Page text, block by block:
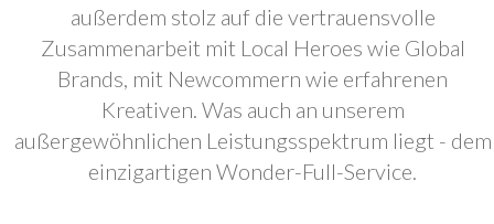
außerdem stolz auf die vertrauensvolle
Zusammenarbeit mit Local Heroes wie Global
Brands, mit Newcommern wie erfahrenen
Kreativen. Was auch an unserem
außergewöhnlichen Leistungsspektrum liegt - dem
einzigartigen Wonder-Full-Service.